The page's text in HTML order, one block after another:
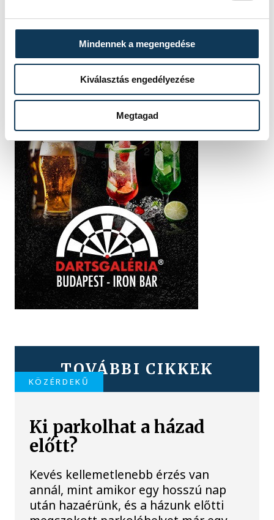
Mindennek a megengedése
Kiválasztás engedélyezése
Megtagad
TOVÁBBI CIKKEK
KÖZÉRDEKŰ
Ki parkolhat a házad
előtt?
Kevés kellemetlenebb érzés van
annál, mint amikor egy hosszú nap
után hazaérünk, és a házunk előtti